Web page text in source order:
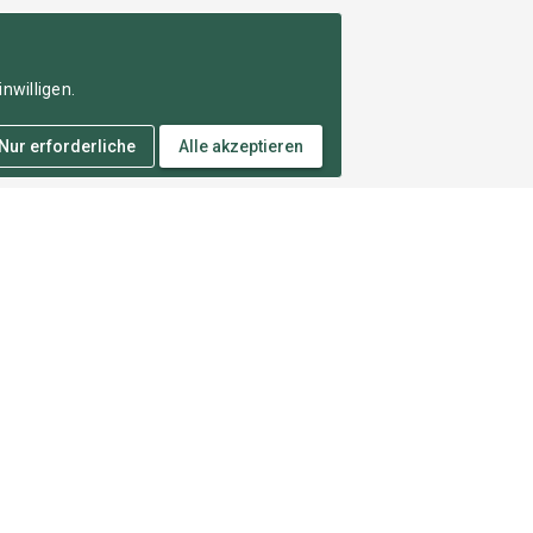
Nur erforderliche Alle akzeptieren